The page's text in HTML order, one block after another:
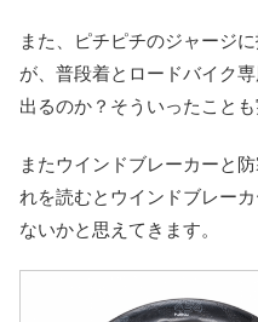
また、ピチピチのジャージ
が、普段着とロードバイク
出るのか？そういったことも
またウインドブレーカーと
れを読むとウインドブレー
ないかと思えてきます。